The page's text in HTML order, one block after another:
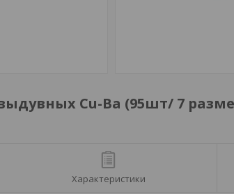
Cu-Ba (95шт/ 7
Характеристики